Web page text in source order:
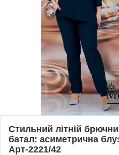
Стильний літній
батал: асиметрична
Арт-2221/42